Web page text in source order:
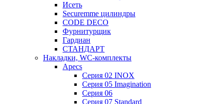
Исеть
Securemme цилиндры
CODE DECO
Фурнитурщик
Гардиан
СТАНДАРТ
Накладки, WC-комплекты
Apecs
Cерия 02 INOX
Cерия 05 Imagination
Cерия 06
Cерия 07 Standard